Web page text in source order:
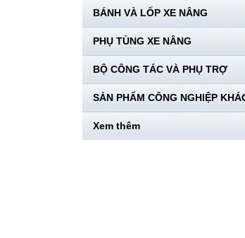
BÁNH VÀ LỐP XE NÂNG
PHỤ TÙNG XE NÂNG
BỘ CÔNG TÁC VÀ PHỤ TRỢ
SẢN PHẨM CÔNG NGHIỆP
Xem thêm